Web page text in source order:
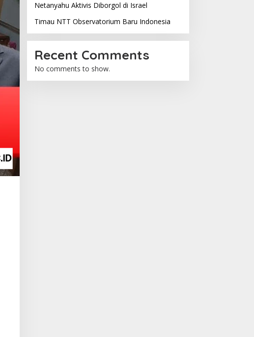
Netanyahu Aktivis Diborgol di Israel
Timau NTT Observatorium Baru Indonesia
Recent Comments
No comments to show.